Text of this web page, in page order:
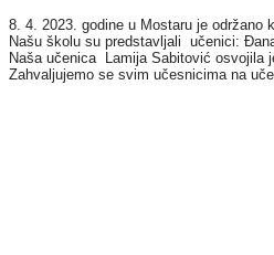
8. 4. 2023. godine u Mostaru je održano
Našu školu su predstavljali učenici:
Naša učenica Lamija Sabitović osvojila
Zahvaljujemo se svim učesnicima na